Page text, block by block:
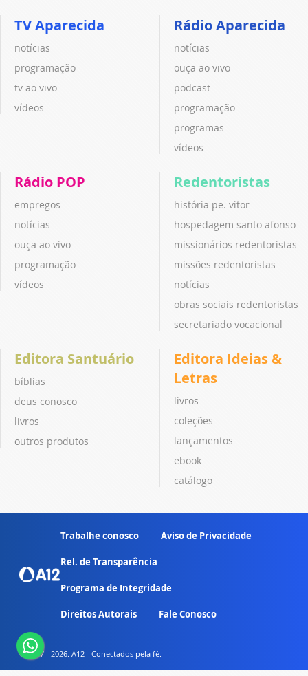
TV Aparecida
notícias
programação
tv ao vivo
vídeos
Rádio Aparecida
notícias
ouça ao vivo
podcast
programação
programas
vídeos
Rádio POP
empregos
notícias
ouça ao vivo
programação
vídeos
Redentoristas
história pe. vitor
hospedagem santo afonso
missionários redentoristas
missões redentoristas
notícias
obras sociais redentoristas
secretariado vocacional
Editora Santuário
bíblias
deus conosco
livros
outros produtos
Editora Ideias &
Letras
livros
coleções
lançamentos
ebook
catálogo
Trabalhe conosco Aviso de Privacidade
Rel. de Transparência
Programa de Integridade
Direitos Autorais Fale Conosco
© 2007 - 2026. A12 - Conectados pela fé.